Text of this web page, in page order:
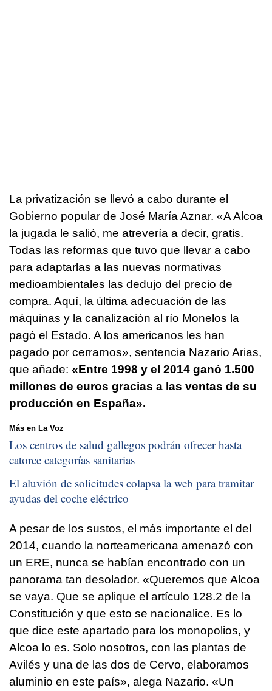
La privatización se llevó a cabo durante el
Gobierno popular de José María Aznar. «A Alcoa
la jugada le salió, me atrevería a decir, gratis.
Todas las reformas que tuvo que llevar a cabo
para adaptarlas a las nuevas normativas
medioambientales las dedujo del precio de
compra. Aquí, la última adecuación de las
máquinas y la canalización al río Monelos la
pagó el Estado. A los americanos les han
pagado por cerrarnos», sentencia Nazario Arias,
que añade: «Entre 1998 y el 2014 ganó 1.500
millones de euros gracias a las ventas de su
producción en España».
Más en La Voz
Los centros de salud gallegos podrán ofrecer hasta
catorce categorías sanitarias
El aluvión de solicitudes colapsa la web para tramitar
ayudas del coche eléctrico
A pesar de los sustos, el más importante el del
2014, cuando la norteamericana amenazó con
un ERE, nunca se habían encontrado con un
panorama tan desolador. «Queremos que Alcoa
se vaya. Que se aplique el artículo 128.2 de la
Constitución y que esto se nacionalice. Es lo
que dice este apartado para los monopolios, y
Alcoa lo es. Solo nosotros, con las plantas de
Avilés y una de las dos de Cervo, elaboramos
aluminio en este país», alega Nazario. «Un